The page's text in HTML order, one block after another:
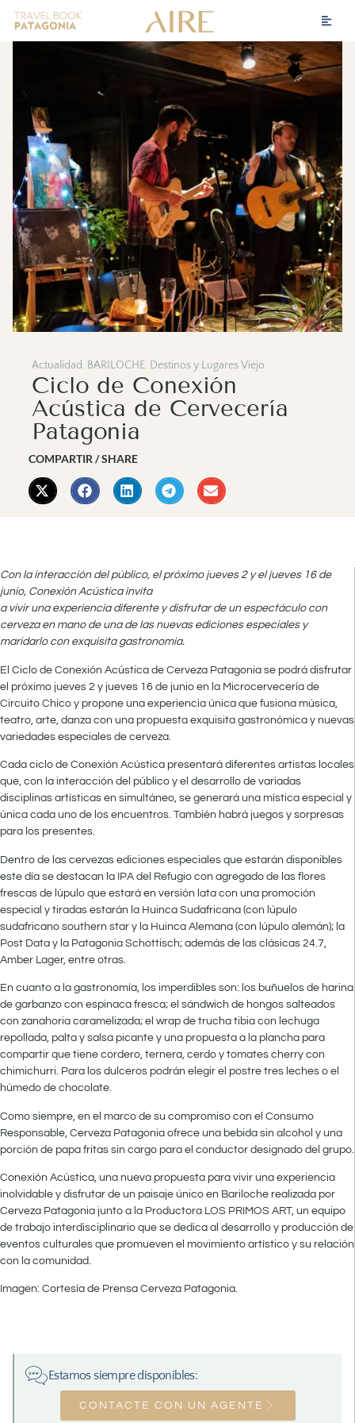
Actualidad, BARILOCHE, Destinos y Lugares Viejo
Ciclo de Conexión
Acústica de Cervecería
Patagonia
COMPARTIR / SHARE
Con la interacción del público, el próximo jueves 2 y el jueves 16 de
junio, Conexión Acústica invita
a vivir una experiencia diferente y disfrutar de un espectáculo con
cerveza en mano de una de las nuevas ediciones especiales y
maridarlo con exquisita gastronomía.
El Ciclo de Conexión Acústica de Cerveza Patagonia se podrá disfrutar
el próximo jueves 2 y jueves 16 de junio en la Microcervecería de
Circuito Chico y propone una experiencia única que fusiona música,
teatro, arte, danza con una propuesta exquisita gastronómica y nuevas
variedades especiales de cerveza.
Cada ciclo de Conexión Acústica presentará diferentes artistas locales
que, con la interacción del público y el desarrollo de variadas
disciplinas artísticas en simultáneo, se generará una mística especial y
única cada uno de los encuentros. También habrá juegos y sorpresas
para los presentes.
Dentro de las cervezas ediciones especiales que estarán disponibles
este día se destacan la IPA del Refugio con agregado de las flores
frescas de lúpulo que estará en versión lata con una promoción
especial y tiradas estarán la Huinca Sudafricana (con lúpulo
sudafricano southern star y la Huinca Alemana (con lúpulo alemán); la
Post Data y la Patagonia Schottisch; además de las clásicas 24.7,
Amber Lager, entre otras.
En cuanto a la gastronomía, los imperdibles son: los buñuelos de harina
de garbanzo con espinaca fresca; el sándwich de hongos salteados
con zanahoria caramelizada; el wrap de trucha tibia con lechuga
repollada, palta y salsa picante y una propuesta a la plancha para
compartir que tiene cordero, ternera, cerdo y tomates cherry con
chimichurri. Para los dulceros podrán elegir el postre tres leches o el
húmedo de chocolate.
Como siempre, en el marco de su compromiso con el Consumo
Responsable, Cerveza Patagonia ofrece una bebida sin alcohol y una
porción de papa fritas sin cargo para el conductor designado del grupo.
Conexión Acústica, una nueva propuesta para vivir una experiencia
inolvidable y disfrutar de un paisaje único en Bariloche realizada por
Cerveza Patagonia junto a la Productora LOS PRIMOS ART, un equipo
de trabajo interdisciplinario que se dedica al desarrollo y producción de
eventos culturales que promueven el movimiento artístico y su relación
con la comunidad.
Imagen: Cortesía de Prensa Cerveza Patagonia.
Estamos siempre disponibles:
CONTACTE CON UN AGENTE